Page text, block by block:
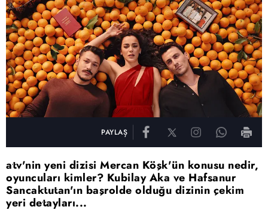
PAYLAŞ
atv'nin yeni dizisi Mercan Köşk'ün konusu nedir,
oyuncuları kimler? Kubilay Aka ve Hafsanur
Sancaktutan'ın başrolde olduğu dizinin çekim
yeri detayları...